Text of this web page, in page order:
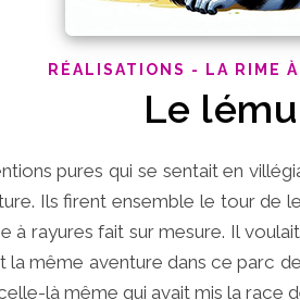
RÉALISATIONS - LA RIME
Le
pures qui se sentait en
Ils firent ensemble le tour de
à rayures fait sur mesure. Il
même aventure dans ce parc
là même qui avait mis la race